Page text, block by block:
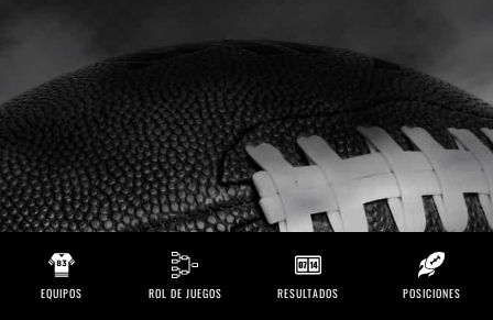
EQUIPOS ROL DE JUEGOS RESULTADOS POSICIONES